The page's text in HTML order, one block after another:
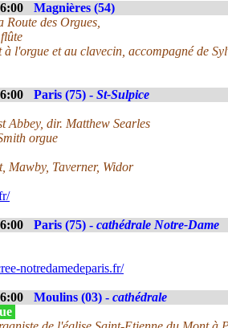
Magnières (54)
Route des Orgues,
l'orgue et au clavecin, accompagné de
Paris (75) - St-Sulpice
Abbey, dir. Matthew Searles
orgue
Mawby, Taverner, Widor
Paris (75) - cathédrale Notre-Dame
notredamedeparis.fr/
Moulins (03) - cathédrale